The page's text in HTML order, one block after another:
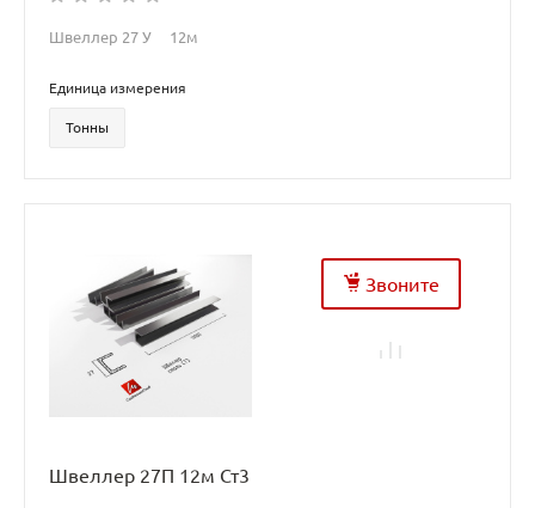
Швеллер 27 У 12м
Единица измерения
Тонны
Звоните
Швеллер 27П 12м Ст3